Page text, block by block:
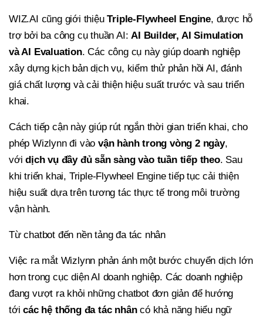
WIZ.AI cũng giới thiệuTriple-Flywheel Engine, được hỗ
trợ bởi ba công cụ thuần AI: AI Builder, AI Simulation
và AI Evaluation. Các công cụ này giúp doanh nghiệp
xây dựng kịch bản dịch vụ, kiểm thử phản hồi AI, đánh
giá chất lượng và cải thiện hiệu suất trước và sau triển
khai.
Cách tiếp cận này giúp rút ngắn thời gian triển khai, cho
phép Wizlynn đi vàovận hành trong vòng 2 ngày,
vớidịch vụ đầy đủ sẵn sàng vào tuần tiếp theo. Sau
khi triển khai, Triple-Flywheel Engine tiếp tục cải thiện
hiệu suất dựa trên tương tác thực tế trong môi trường
vận hành.
Từ chatbot đến nền tảng đa tác nhân
Việc ra mắt Wizlynn phản ánh một bước chuyển dịch lớn
hơn trong cục diện AI doanh nghiệp. Các doanh nghiệp
đang vượt ra khỏi những chatbot đơn giản để hướng
tớicác hệ thống đa tác nhâncó khả năng hiểu ngữ